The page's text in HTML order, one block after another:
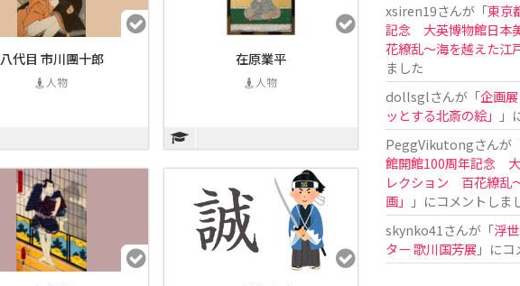
八代目 市川團十郎
人物
在原業平
人物
xsiren19さんが「東京
記念 大英博物館日本
花繚乱～海を越えた江
ました
dollsglさんが「企画
ッとする北斎の絵」
」
PeggVikutongさんが
館開館100周年記念
レクション 百花繚乱
画」
」にコメントしま
skynko41 さんが「浮
ター 歌川国芳展 」に